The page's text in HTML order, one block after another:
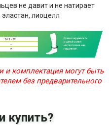
не давит и не натирает
лиоцелл
и комплектация могут быть
без предварительного
купить?